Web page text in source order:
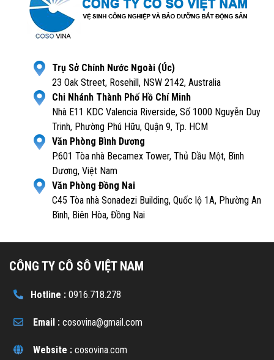
Trụ Sở Chính Nước Ngoài (Úc)
23 Oak Street, Rosehill, NSW 2142, Australia
Chi Nhánh Thành Phố Hồ Chí Minh
Nhà E11 KDC Valencia Riverside, Số 1000 Nguyễn Duy
Trinh, Phường Phú Hữu, Quận 9, Tp. HCM
Văn Phòng Bình Dương
P.601 Tòa nhà Becamex Tower, Thủ Dầu Một, Bình
Dương, Việt Nam
Văn Phòng Đồng Nai
C45 Tòa nhà Sonadezi Building, Quốc lộ 1A, Phường An
Bình, Biên Hòa, Đồng Nai
CÔNG TY CÔ SÔ VIỆT NAM
Hotline : 0916.718.278
Email : cosovina@gmail.com
Website : cosovina.com